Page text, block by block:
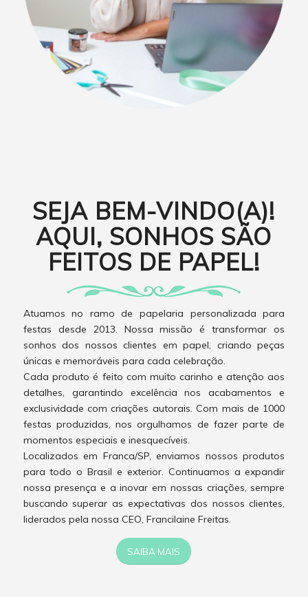
SEJA BEM-VINDO(A)!
AQUI, SONHOS SÃO
FEITOS DE PAPEL!
Atuamos no ramo de papelaria personalizada para
festas desde 2013. Nossa missão é transformar os
sonhos dos nossos clientes em papel, criando peças
únicas e memoráveis para cada celebração.
Cada produto é feito com muito carinho e atenção aos
detalhes, garantindo excelência nos acabamentos e
exclusividade com criações autorais. Com mais de 1000
festas produzidas, nos orgulhamos de fazer parte de
momentos especiais e inesquecíveis.
Localizados em Franca/SP, enviamos nossos produtos
para todo o Brasil e exterior. Continuamos a expandir
nossa presença e a inovar em nossas criações, sempre
buscando superar as expectativas dos nossos clientes,
liderados pela nossa CEO, Francilaine Freitas.
SAIBA MAIS